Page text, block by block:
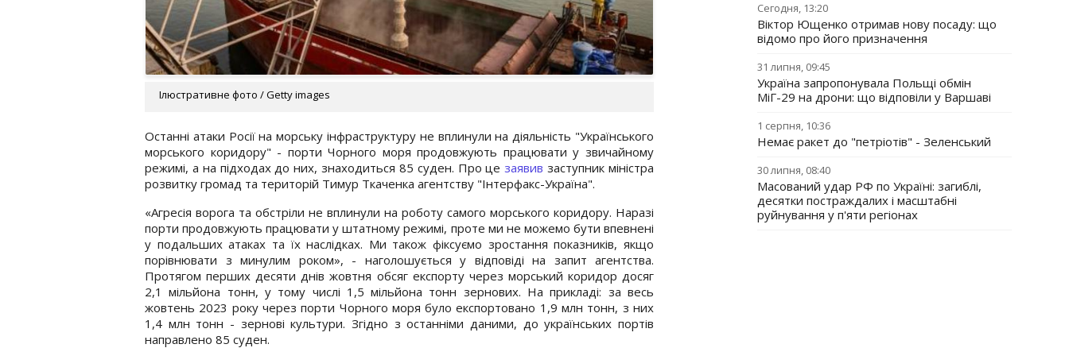
Ілюстративне фото / Getty images
Останні атаки Росії на морську інфраструктуру не вплинули на діяльність "Українського
морського коридору" - порти Чорного моря продовжують працювати у звичайному
режимі, а на підходах до них, знаходиться 85 суден. Про цезаявив заступник міністра
розвитку громад та територій Тимур Ткаченка агентству "Інтерфакс-Україна".
«Агресія ворога та обстріли не вплинули на роботу самого морського коридору. Наразі
порти продовжують працювати у штатному режимі, проте ми не можемо бути впевнені
у подальших атаках та їх наслідках. Ми також фіксуємо зростання показників, якщо
порівнювати з минулим роком», - наголошується у відповіді на запит агентства.
Протягом перших десяти днів жовтня обсяг експорту через морський коридор досяг
2,1 мільйона тонн, у тому числі 1,5 мільйона тонн зернових. На прикладі: за весь
жовтень 2023 року через порти Чорного моря було експортовано 1,9 млн тонн, з них
1,4 млн тонн - зернові культури. Згідно з останніми даними, до українських портів
направлено 85 суден.
Сегодня, 13:20
Віктор Ющенко отримав нову посаду: що
відомо про його призначення
31 липня, 09:45
Україна запропонувала Польщі обмін
МіГ-29 на дрони: що відповіли у Варшаві
1 серпня, 10:36
Немає ракет до "петріотів" - Зеленський
30 липня, 08:40
Масований удар РФ по Україні: загиблі,
десятки постраждалих і масштабні
руйнування у п'яти регіонах